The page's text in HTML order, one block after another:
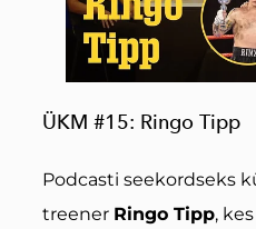
ÜKM #15: Ringo Tipp
Podcasti seekordseks
treener Ringo Tipp,